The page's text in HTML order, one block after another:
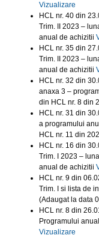
Vizualizare
HCL nr. 40 din
Trim. II 2023 –
anual de achizitii
HCL nr. 35 din
Trim. II 2023 –
anual de achizitii
HCL nr. 32 din
anaxa 3 –
din HCL nr. 8 din
HCL nr. 31 din
a programului
HCL nr. 11 din
HCL nr. 16 din
Trim. I 2023 –
anual de achizitii
HCL nr. 9 din
Trim. I si lista de
(Adaugat la data
HCL nr. 8 din
Programului
Vizualizare